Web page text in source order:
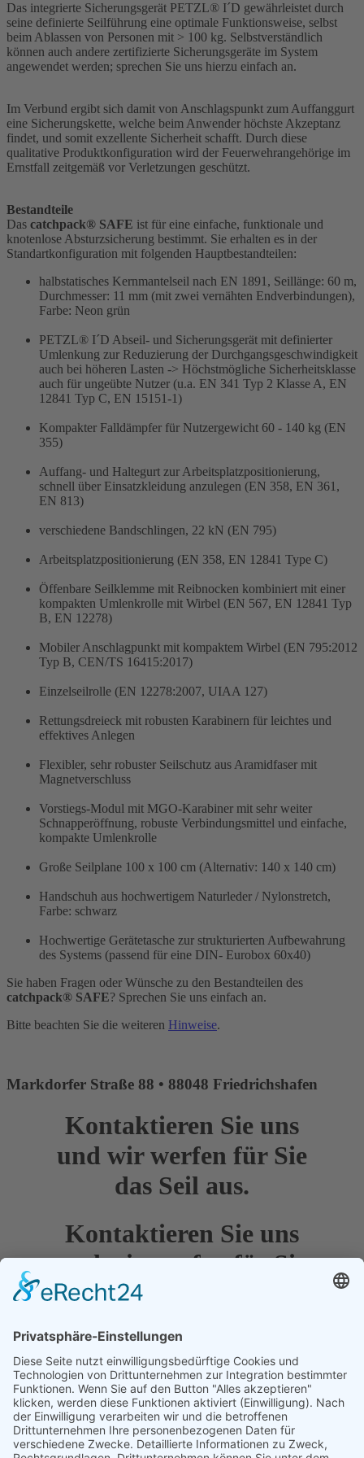
Das integrierte Sicherungsgerät PETZL® I´D gewährleistet durch
seine definierte Seilführung eine optimale Funktionsweise, selbst
beim Ablassen von Personen mit > 100 kg. Selbstverständlich
können auch andere zertifizierte Sicherungsgeräte im System
angewendet werden; sprechen Sie uns hierzu einfach an.
Im Verbund ergibt sich damit von Anschlagspunkt zum Auffanggurt
eine Sicherungskette, welche beim Anwender höchste Akzeptanz
findet, und somit exzellente Sicherheit schafft. Durch diese
qualitative Produktkonfiguration wird der Feuerwehrangehörige im
Ernstfall zeitgemäß vor Verletzungen geschützt.
Bestandteile
Das catchpack® SAFE ist für eine einfache, funktionale und
knotenlose Absturzsicherung bestimmt. Sie erhalten es in der
Standartkonfiguration mit folgenden Hauptbestandteilen:
halbstatisches Kernmantelseil nach EN 1891, Seillänge: 60 m,
Durchmesser: 11 mm (mit zwei vernähten Endverbindungen),
Farbe: Neon grün
PETZL® I´D Abseil- und Sicherungsgerät mit definierter
Umlenkung zur Reduzierung der Durchgangsgeschwindigkeit
auch bei höheren Lasten -> Höchstmögliche Sicherheitsklasse
auch für ungeübte Nutzer (u.a. EN 341 Typ 2 Klasse A, EN
12841 Typ C, EN 15151-1)
Kompakter Falldämpfer für Nutzergewicht 60 - 140 kg (EN
355)
Auffang- und Haltegurt zur Arbeitsplatzpositionierung,
schnell über Einsatzkleidung anzulegen (EN 358, EN 361,
EN 813)
verschiedene Bandschlingen, 22 kN (EN 795)
Arbeitsplatzpositionierung (EN 358, EN 12841 Type C)
Öffenbare Seilklemme mit Reibnocken kombiniert mit einer
kompakten Umlenkrolle mit Wirbel (EN 567, EN 12841 Typ
B, EN 12278)
Mobiler Anschlagpunkt mit kompaktem Wirbel (EN 795:2012
Typ B, CEN/TS 16415:2017)
Einzelseilrolle (EN 12278:2007, UIAA 127)
Rettungsdreieck mit robusten Karabinern für leichtes und
effektives Anlegen
Flexibler, sehr robuster Seilschutz aus Aramidfaser mit
Magnetverschluss
Vorstiegs-Modul mit MGO-Karabiner mit sehr weiter
Schnapperöffnung, robuste Verbindungsmittel und einfache,
kompakte Umlenkrolle
Große Seilplane 100 x 100 cm (Alternativ: 140 x 140 cm)
Handschuh aus hochwertigem Naturleder / Nylonstretch,
Farbe: schwarz
Hochwertige Gerätetasche zur strukturierten Aufbewahrung
des Systems (passend für eine DIN- Eurobox 60x40)
Sie haben Fragen oder Wünsche zu den Bestandteilen des
catchpack® SAFE? Sprechen Sie uns einfach an.
Bitte beachten Sie die weiteren Hinweise.
Markdorfer Straße 88 • 88048 Friedrichshafen
Kontaktieren Sie uns
und wir werfen für Sie
das Seil aus.
Kontaktieren Sie uns
und wir werfen für Sie
das Seil aus.
Diese E-Mail-Adresse ist vor Spambots geschützt! Zur Anzeige
muss JavaScript eingeschaltet sein.
+49 (0) 7544 - 96791 20